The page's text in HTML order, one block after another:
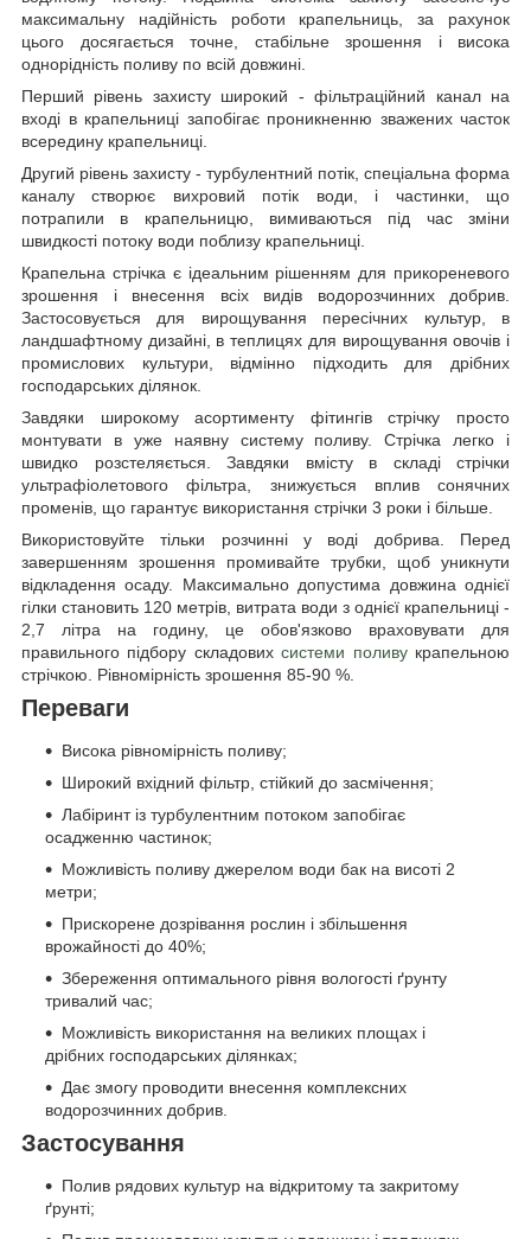
максимальну надійність роботи крапельниць, за рахунок
цього досягається точне, стабільне зрошення і висока
однорідність поливу по всій довжині.
Перший рівень захисту широкий - фільтраційний канал на
вході в крапельниці запобігає проникненню зважених часток
всередину крапельниці.
Другий рівень захисту - турбулентний потік, спеціальна форма
каналу створює вихровий потік води, і частинки, що
потрапили в крапельницю, вимиваються під час зміни
швидкості потоку води поблизу крапельниці.
Крапельна стрічка є ідеальним рішенням для прикореневого
зрошення і внесення всіх видів водорозчинних добрив.
Застосовується для вирощування пересічних культур, в
ландшафтному дизайні, в теплицях для вирощування овочів і
промислових культури, відмінно підходить для дрібних
господарських ділянок.
Завдяки широкому асортименту фітингів стрічку просто
монтувати в уже наявну систему поливу. Стрічка легко і
швидко розстеляється. Завдяки вмісту в складі стрічки
ультрафіолетового фільтра, знижується вплив сонячних
променів, що гарантує використання стрічки 3 роки і більше.
Використовуйте тільки розчинні у воді добрива. Перед
завершенням зрошення промивайте трубки, щоб уникнути
відкладення осаду. Максимально допустима довжина однієї
гілки становить 120 метрів, витрата води з однієї крапельниці -
2,7 літра на годину, це обов'язково враховувати для
правильного підбору складовихсистеми поливукрапельною
стрічкою. Рівномірність зрошення 85-90 %.
Переваги
Висока рівномірність поливу;
Широкий вхідний фільтр, стійкий до засмічення;
Лабіринт із турбулентним потоком запобігає
осадженню частинок;
Можливість поливу джерелом води бак на висоті 2
метри;
Прискорене дозрівання рослин і збільшення
врожайності до 40%;
Збереження оптимального рівня вологості ґрунту
тривалий час;
Можливість використання на великих площах і
дрібних господарських ділянках;
Дає змогу проводити внесення комплексних
водорозчинних добрив.
Застосування
Полив рядових культур на відкритому та закритому
ґрунті;